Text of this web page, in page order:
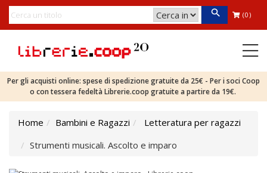
(0)
Per gli acquisti online: spese di spedizione gratuite da 25€ - Per i soci Coop
o con tessera fedeltà Librerie.coop gratuite a partire da 19€.
Home Bambini e Ragazzi
Letteratura per ragazzi
Strumenti musicali. Ascolto e imparo